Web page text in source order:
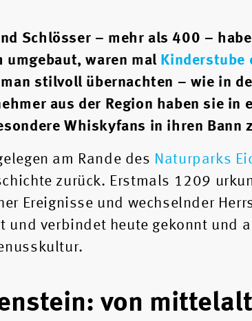
Schlösser – mehr als 400 –
umgebaut, waren mal Kinderstube
stilvoll übernachten – wie in
aus der Region haben sie in
Whiskyfans in ihren Bann
am Rande des Naturparks
zurück. Erstmals 1209
Ereignisse und wechselnder
und verbindet heute gekonnt und
von